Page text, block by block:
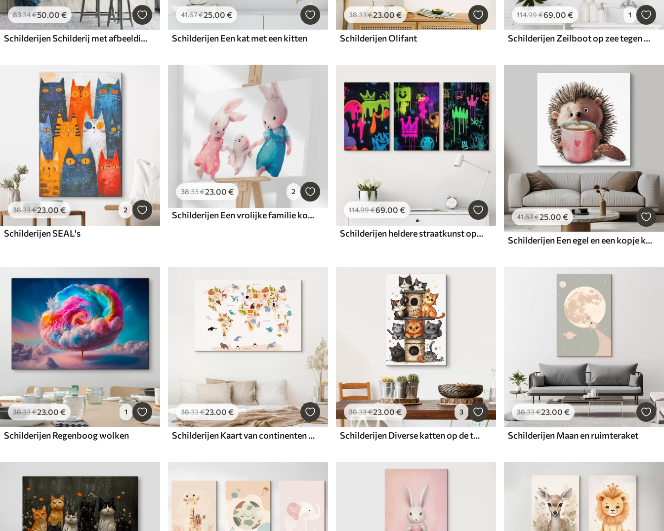
83.34€50.00 €
Schilderijen Schilderij met afbeelding van een beer en een hart
41.67€25.00 €
Schilderijen Een kat met een kitten
38.33€23.00€
Schilderijen Olifant
114.99€69.00 € 1
Schilderijen Zeilboot op zee tegen een achtergrond van wolken
38.33€23.00 € 2
Schilderijen SEAL's
38.33€23.00 € 2
Schilderijen Een vrolijke familie konijnen 114.99€69.00 €
Schilderijen heldere straatkunst op een donkere achtergrond
41.67€25.00 €
Schilderijen Een egel en een kopje koffie
38.33€23.00 € 1
Schilderijen Regenboog wolken
38.33€23.00 €
Schilderijen Kaart van continenten met dieren
38.33€23.00 € 3
Schilderijen Diverse katten op de toonbank
38.33€23.00 €
Schilderijen Maan en ruimteraket